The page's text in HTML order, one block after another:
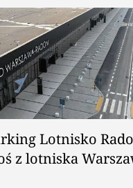
Lotnisko
z lotniska